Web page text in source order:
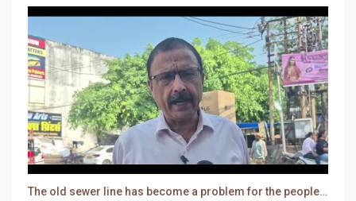
The old sewer line has become a problem for the people. Sewer water is entering people's houses.